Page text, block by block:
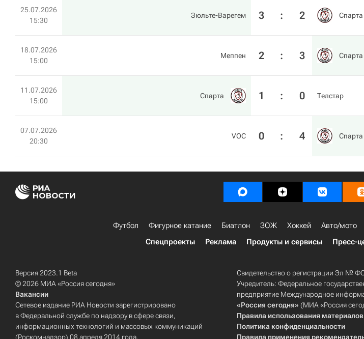
25.07.2026
15:30
Зюльте-Варегем 3 : 2 Спарта
18.07.2026
15:00
Меппен 2 : 3 Спарта
11.07.2026
15:00
Спарта 1 : 0 Телстар
07.07.2026
20:30
VOC 0 : 4 Спарта
Футбол Фигурное катание Биатлон ЗОЖ Хоккей Авто/мото
Спецпроекты
Реклама Продукты и сервисы Пресс-
Версия 2023.1 Beta
© 2026 МИА «Россия сегодня»
Вакансии
Сетевое издание РИА Новости зарегистрировано
в Федеральной службе по надзору в сфере связи,
информационных технологий и массовых коммуникаций
(Роскомнадзор) 08 апреля 2014 года.
Свидетельство о регистрации Эл №
Учредитель: Федеральное
предприятие Международное
«Россия сегодня» (МИА «Россия
Правила использования материалов
Политика конфиденциальности
Правила применения